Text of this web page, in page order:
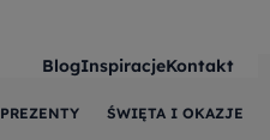
BlogInspiracjeKontakt
PREZENTY ŚWIĘTA I OKAZJE